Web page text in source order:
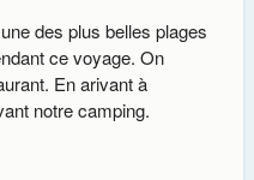
des plus belles plages
ce voyage. On
En arivant à
notre camping.